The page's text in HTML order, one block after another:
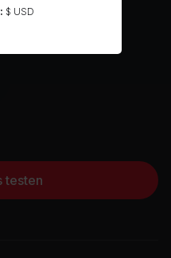
testen
$ USD